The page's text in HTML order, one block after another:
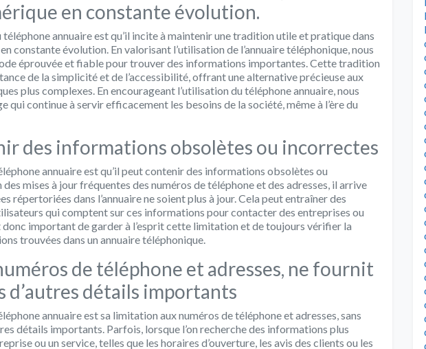
en constante évolution.
téléphone annuaire est qu’il incite à maintenir une tradition utile et pratique dans
constante évolution. En valorisant l’utilisation de l’annuaire téléphonique, nous
éprouvée et fiable pour trouver des informations importantes. Cette tradition
de la simplicité et de l’accessibilité, offrant une alternative précieuse aux
plus complexes. En encourageant l’utilisation du téléphone annuaire, nous
qui continue à servir efficacement les besoins de la société, même à l’ère du
des informations obsolètes ou incorrectes
annuaire est qu’il peut contenir des informations obsolètes ou
mises à jour fréquentes des numéros de téléphone et des adresses, il arrive
répertoriées dans l’annuaire ne soient plus à jour. Cela peut entraîner des
qui comptent sur ces informations pour contacter des entreprises ou
important de garder à l’esprit cette limitation et de toujours vérifier la
trouvées dans un annuaire téléphonique.
de téléphone et adresses, ne fournit
d’autres détails importants
annuaire est sa limitation aux numéros de téléphone et adresses, sans
détails importants. Parfois, lorsque l’on recherche des informations plus
ou un service, telles que les horaires d’ouverture, les avis des clients ou les